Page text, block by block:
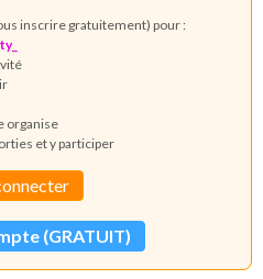
inscrire gratuitement) pour :
organise
et y participer
(GRATUIT)